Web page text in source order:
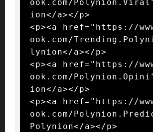
ook.com/
ion</a></p>
<p><a href="https://
ook.com/
lynion</a></p>
<p><a href="https://
ook.com/
ion</a></p>
<p><a href="https://
ook.com/
Polynion</a></p>